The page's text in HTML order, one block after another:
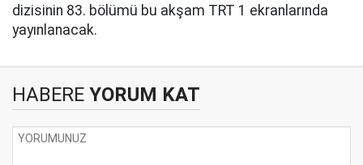
dizisinin 83. bölümü bu akşam TRT 1 ekranlarında
yayınlanacak.
HABERE YORUM KAT